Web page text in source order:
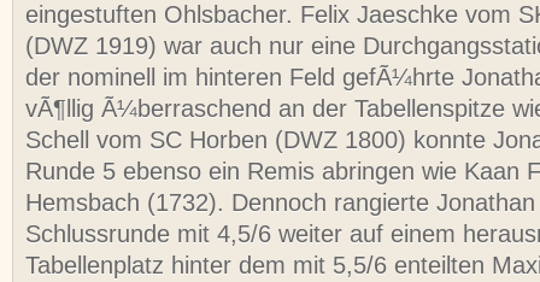
eingestuften Ohlsbacher. Felix Jaeschke vom
(DWZ 1919) war auch nur eine
der nominell im hinteren Feld gefÃ¼hrte
vÃ¶llig Ã¼berraschend an der Tabellenspitze
Schell vom SC Horben (DWZ 1800) konnte
Runde 5 ebenso ein Remis abringen wie Kaan
Hemsbach (1732). Dennoch rangierte
Schlussrunde mit 4,5/6 weiter auf einem
Tabellenplatz hinter dem mit 5,5/6 enteilten